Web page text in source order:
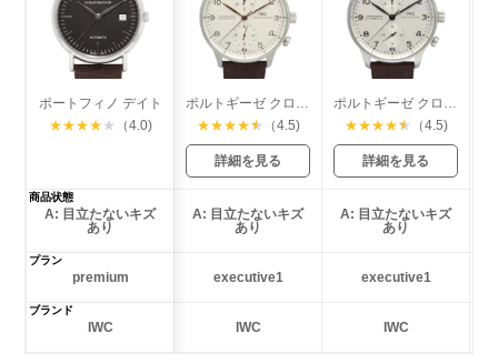
ポートフィノ デイト
★★★★ ★ （4.0)
ポルトギーゼ クロノグラフ
★★★★★ （4.5)
詳細を見る
ポルトギーゼ クロノグラフ
★★★★★ （4.5)
詳細を見る
商品状態
A: 目立たないキズ
あり
A: 目立たないキズ
あり
A: 目立たないキズ
あり
プラン
premium executive1 executive1
ブランド
IWC IWC IWC